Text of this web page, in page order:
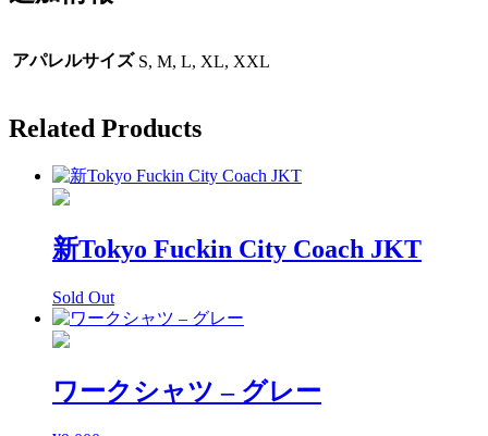
カ
個
アパレルサイズ S, M, L, XL, XXL
Related Products
新Tokyo Fuckin City Coach JKT
Sold Out
ワークシャツ – グレー